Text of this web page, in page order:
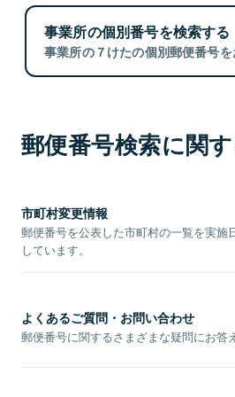
事業所の個別番号を検索する
事業所の７けたの個別郵便番号を
郵便番号検索に関
市町村変更情報
郵便番号を公表した市町村の一覧を実施
しています。
よくあるご質問・お問い合わせ
郵便番号に関するさまざまな疑問にお答